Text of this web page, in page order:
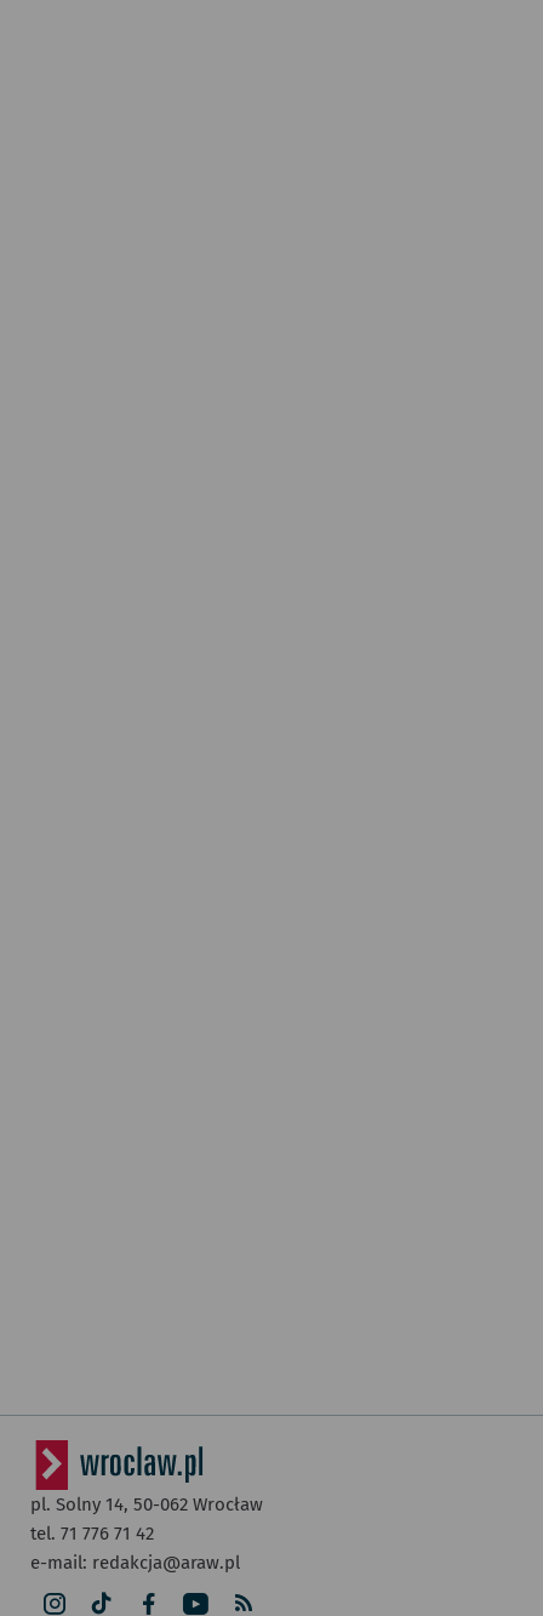
pl. Solny 14, 50-062 Wrocław
tel. 71 776 71 42
e-mail: redakcja@araw.pl